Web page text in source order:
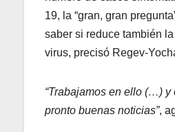
19, la “gran, gran
saber si reduce también
virus, precisó Regev-
“Trabajamos en ello (…) y
pronto buenas noticias”,